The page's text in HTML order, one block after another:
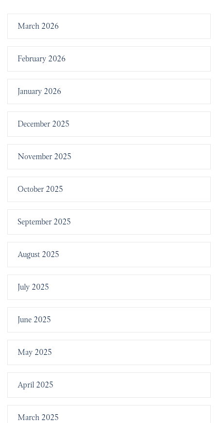
March 2026
February 2026
January 2026
December 2025
November 2025
October 2025
September 2025
August 2025
July 2025
June 2025
May 2025
April 2025
March 2025